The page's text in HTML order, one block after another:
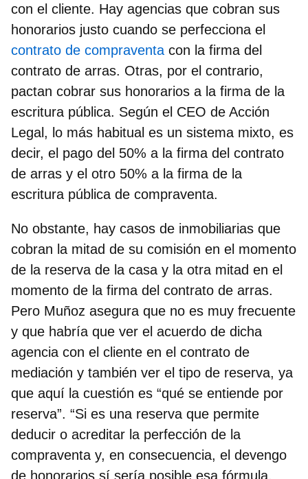
con el cliente. Hay agencias que cobran sus
honorarios justo cuando se perfecciona el
contrato de compraventa con la firma del
contrato de arras. Otras, por el contrario,
pactan cobrar sus honorarios a la firma de la
escritura pública. Según el CEO de Acción
Legal, lo más habitual es un sistema mixto, es
decir, el pago del 50% a la firma del contrato
de arras y el otro 50% a la firma de la
escritura pública de compraventa.
No obstante, hay casos de inmobiliarias que
cobran la mitad de su comisión en el momento
de la reserva de la casa y la otra mitad en el
momento de la firma del contrato de arras.
Pero Muñoz asegura que no es muy frecuente
y que habría que ver el acuerdo de dicha
agencia con el cliente en el contrato de
mediación y también ver el tipo de reserva, ya
que aquí la cuestión es “qué se entiende por
reserva”. “Si es una reserva que permite
deducir o acreditar la perfección de la
compraventa y, en consecuencia, el devengo
de honorarios sí sería posible esa fórmula.